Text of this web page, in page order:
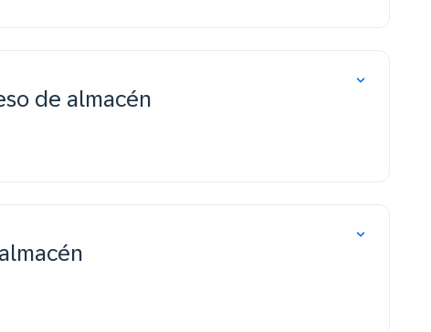
de almacén